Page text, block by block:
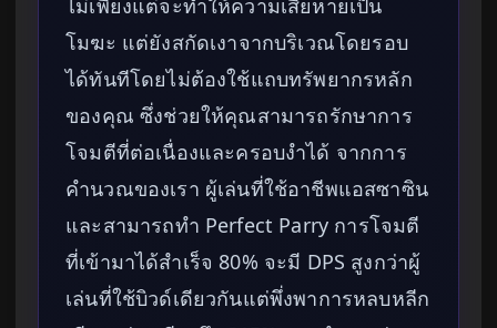
ไม่เพียงแต่จะทำให้ความเสียหายเป็น
โมฆะ แต่ยังสกัดเงาจากบริเวณโดยรอบ
ได้ทันทีโดยไม่ต้องใช้แถบทรัพยากรหลัก
ของคุณ ซึ่งช่วยให้คุณสามารถรักษาการ
โจมตีที่ต่อเนื่องและครอบงำได้ จากการ
คำนวณของเรา ผู้เล่นที่ใช้อาชีพแอสซาซิน
และสามารถทำ Perfect Parry การโจมตี
ที่เข้ามาได้สำเร็จ 80% จะมี DPS สูงกว่าผู้
เล่นที่ใช้บิวด์เดียวกันแต่พึ่งพาการหลบหลีก